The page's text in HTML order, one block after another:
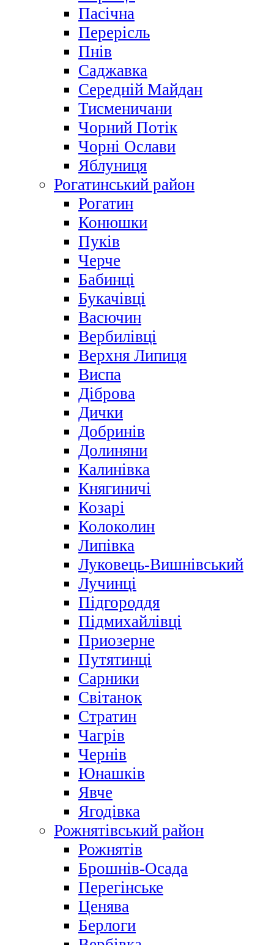
Пасічна
Перерісль
Пнів
Саджавка
Середній Майдан
Тисменичани
Чорний Потік
Чорні Ослави
Яблуниця
Рогатинський район
Рогатин
Конюшки
Пуків
Черче
Бабинці
Букачівці
Васючин
Вербилівці
Верхня Липиця
Виспа
Діброва
Дички
Добринів
Долиняни
Калинівка
Княгиничі
Козарі
Колоколин
Липівка
Луковець-Вишнівський
Лучинці
Підгороддя
Підмихайлівці
Приозерне
Путятинці
Сарники
Світанок
Стратин
Чагрів
Чернів
Юнашків
Явче
Ягодівка
Рожнятівський район
Рожнятів
Брошнів-Осада
Перегінське
Ценява
Берлоги